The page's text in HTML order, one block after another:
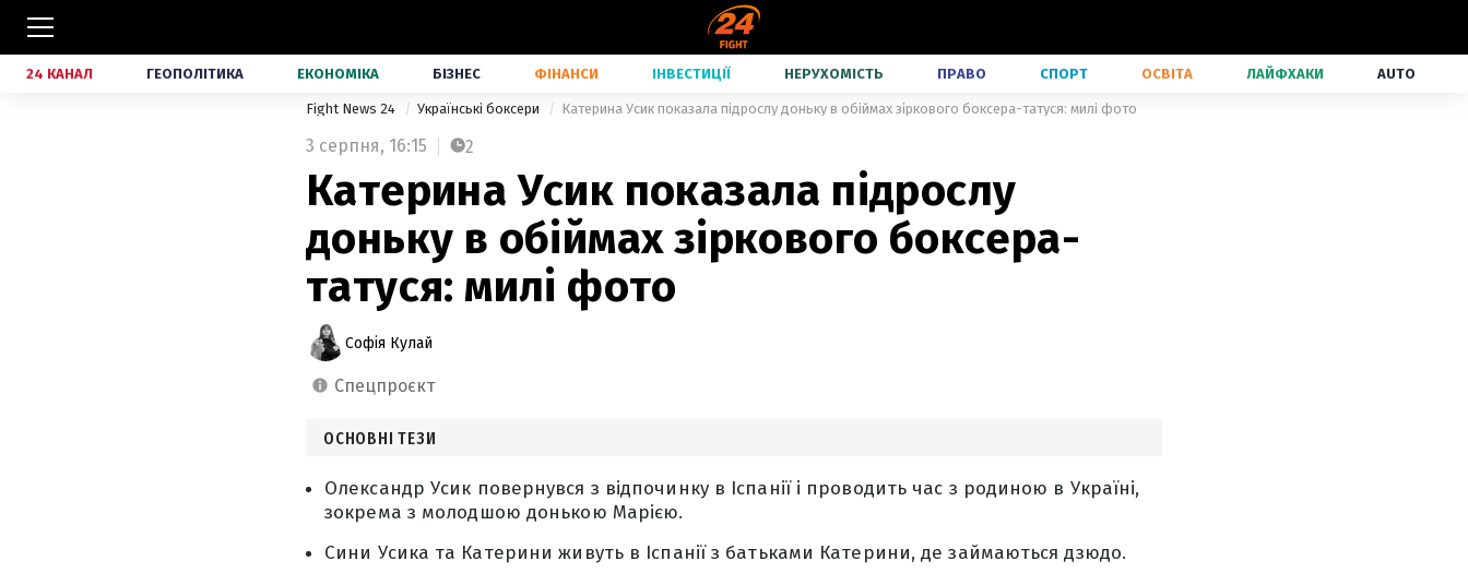
24 КАНАЛ ГЕОПОЛІТИКА ЕКОНОМІКА БІЗНЕС ФІНАНСИ ІНВЕСТИЦІЇ НЕРУХОМІСТЬ ПРАВО СПОРТ ОСВІТА ЛАЙФХАКИ AUTO
Fight News 24 Українські боксери Катерина Усик показала підрослу доньку в обіймах зіркового боксера-татуся: милі фото
3 серпня, 16:15 2
Катерина Усик показала підрослу
доньку в обіймах зіркового боксера-
татуся: милі фото
Софія Кулай
спецпроєкт
ОСНОВНІ ТЕЗИ
Олександр Усик повернувся з відпочинку в Іспанії і проводить час з родиною в Україні,
зокрема з молодшою донькою Марією.
Сини Усика та Катерини живуть в Іспанії з батьками Катерини, де займаються дзюдо.